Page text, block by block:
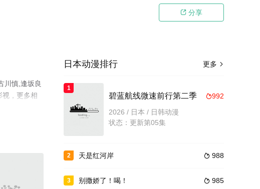
 分享
川慎,逢坂良
视，更多相
更多 
日本动漫排行
1
992
碧蓝航线微速前行第二季
2026 / 日本 / 日韩动漫
状态：更新第05集
2  988
天是红河岸
3  985
别撒娇了！喝！